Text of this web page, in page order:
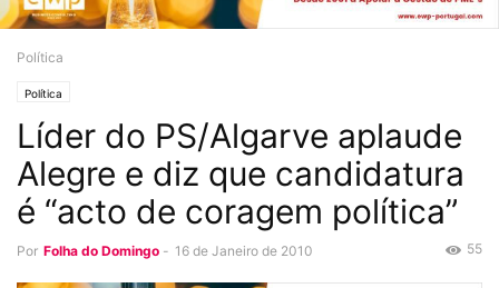
Política
Política
Líder do PS/Algarve aplaude
Alegre e diz que candidatura
é “acto de coragem política”
Por Folha do Domingo - 16 de Janeiro de 2010 55